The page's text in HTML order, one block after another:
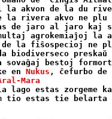
la akvon de la du
la rivera akvo ne
de jaro al jaro kaj
agrokemiaĵoj la
de la fiŝospecioj ne
biodiverseco preskaŭ
bestoj
en Nukus , ĉefurbo de
Mara
estas zorgeme